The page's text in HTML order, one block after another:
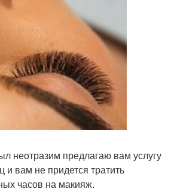
неотразим предлагаю вам услугу
вам не придется тратить
часов на макияж.